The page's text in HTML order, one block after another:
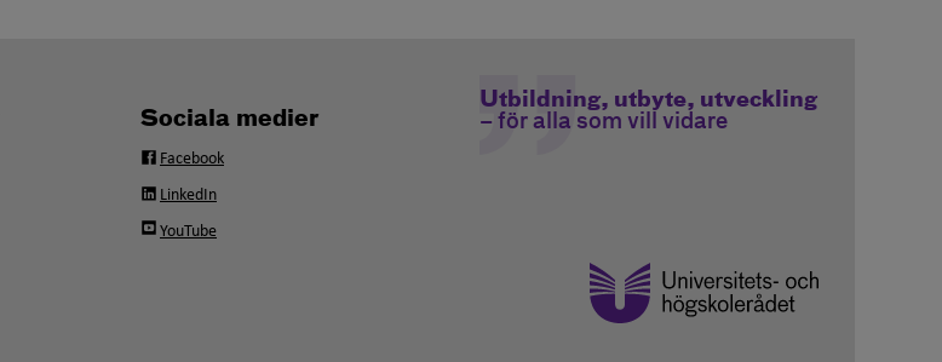
Sociala medier
Facebook
LinkedIn
YouTube
Utbildning, utbyte, utveckling
– för alla som vill vidare